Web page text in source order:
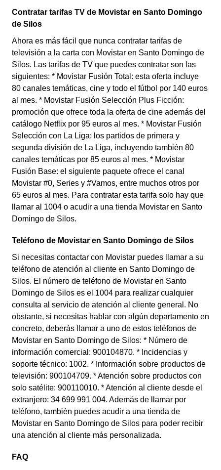
Contratar tarifas TV de Movistar en Santo Domingo
de Silos
Ahora es más fácil que nunca contratar tarifas de
televisión a la carta con Movistar en Santo Domingo de
Silos. Las tarifas de TV que puedes contratar son las
siguientes: * Movistar Fusión Total: esta oferta incluye
80 canales temáticas, cine y todo el fútbol por 140 euros
al mes. * Movistar Fusión Selección Plus Ficción:
promoción que ofrece toda la oferta de cine además del
catálogo Netflix por 95 euros al mes. * Movistar Fusión
Selección con La Liga: los partidos de primera y
segunda división de La Liga, incluyendo también 80
canales temáticas por 85 euros al mes. * Movistar
Fusión Base: el siguiente paquete ofrece el canal
Movistar #0, Series y #Vamos, entre muchos otros por
65 euros al mes. Para contratar esta tarifa solo hay que
llamar al 1004 o acudir a una tienda Movistar en Santo
Domingo de Silos.
Teléfono de Movistar en Santo Domingo de Silos
Si necesitas contactar con Movistar puedes llamar a su
teléfono de atención al cliente en Santo Domingo de
Silos. El número de teléfono de Movistar en Santo
Domingo de Silos es el 1004 para realizar cualquier
consulta al servicio de atención al cliente general. No
obstante, si necesitas hablar con algún departamento en
concreto, deberás llamar a uno de estos teléfonos de
Movistar en Santo Domingo de Silos: * Número de
información comercial: 900104870. * Incidencias y
soporte técnico: 1002. * Información sobre productos de
televisión: 900104709. * Atención sobre productos con
solo satélite: 900110010. * Atención al cliente desde el
extranjero: 34 699 991 004. Además de llamar por
teléfono, también puedes acudir a una tienda de
Movistar en Santo Domingo de Silos para poder recibir
una atención al cliente más personalizada.
FAQ